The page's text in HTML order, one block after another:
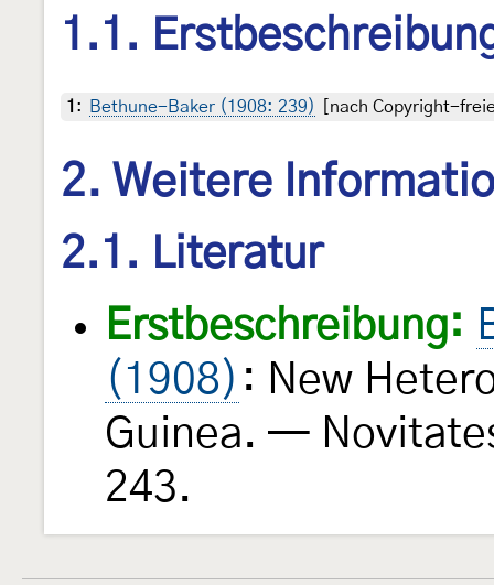
1.1.
1 : Bethune-Baker (1908: 239) [nach Copyright-
2. Weitere
2.1. Literatur
Erstbeschreibung:
(1908) : New
Guinea. —
243.